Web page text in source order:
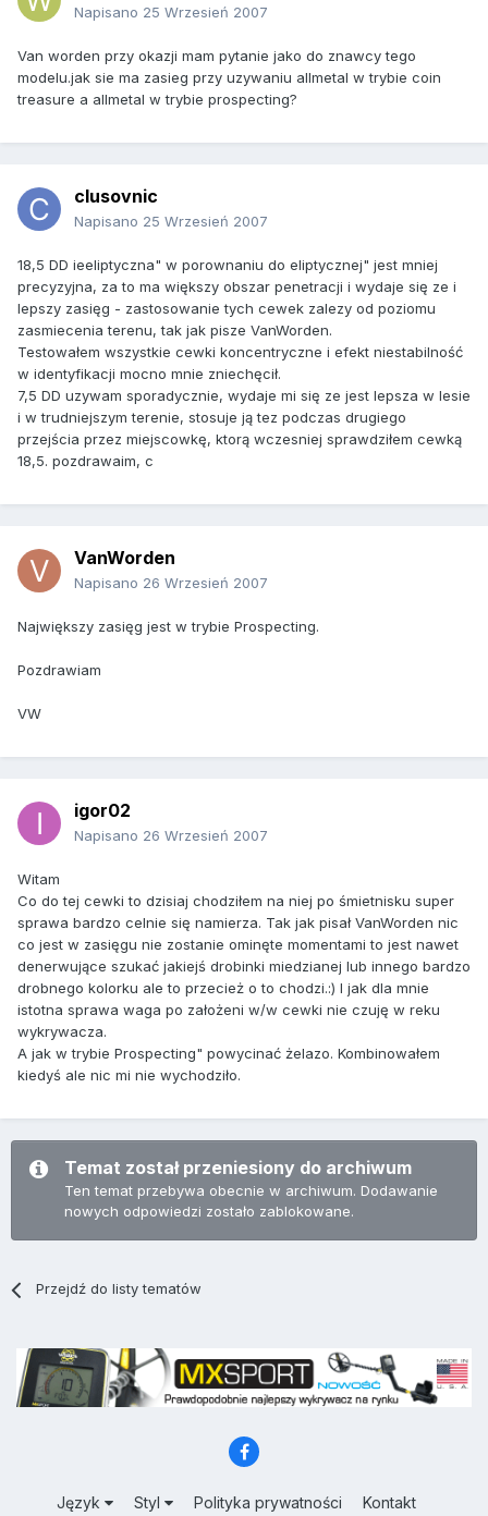
Napisano 25 Wrzesień 2007
Van worden przy okazji mam pytanie jako do znawcy tego
modelu.jak sie ma zasieg przy uzywaniu allmetal w trybie coin
treasure a allmetal w trybie prospecting?
clusovnic
Napisano 25 Wrzesień 2007
18,5 DD ieeliptyczna" w porownaniu do eliptycznej" jest mniej
precyzyjna, za to ma większy obszar penetracji i wydaje się ze i
lepszy zasięg - zastosowanie tych cewek zalezy od poziomu
zasmiecenia terenu, tak jak pisze VanWorden.
Testowałem wszystkie cewki koncentryczne i efekt niestabilność
w identyfikacji mocno mnie zniechęcił.
7,5 DD uzywam sporadycznie, wydaje mi się ze jest lepsza w lesie
i w trudniejszym terenie, stosuje ją tez podczas drugiego
przejścia przez miejscowkę, ktorą wczesniej sprawdziłem cewką
18,5. pozdrawaim, c
VanWorden
Napisano 26 Wrzesień 2007
Największy zasięg jest w trybie Prospecting.
Pozdrawiam
VW
igor02
Napisano 26 Wrzesień 2007
Witam
Co do tej cewki to dzisiaj chodziłem na niej po śmietnisku super
sprawa bardzo celnie się namierza. Tak jak pisał VanWorden nic
co jest w zasięgu nie zostanie ominęte momentami to jest nawet
denerwujące szukać jakiejś drobinki miedzianej lub innego bardzo
drobnego kolorku ale to przecież o to chodzi.:) I jak dla mnie
istotna sprawa waga po założeni w/w cewki nie czuję w reku
wykrywacza.
A jak w trybie Prospecting" powycinać żelazo. Kombinowałem
kiedyś ale nic mi nie wychodziło.
Temat został przeniesiony do archiwum
Ten temat przebywa obecnie w archiwum. Dodawanie
nowych odpowiedzi zostało zablokowane.
Przejdź do listy tematów
Język Styl Polityka prywatności Kontakt